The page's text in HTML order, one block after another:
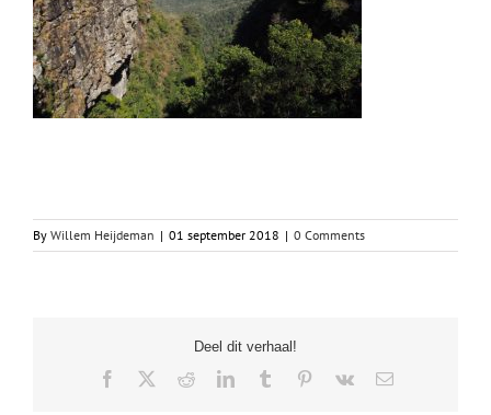
By Willem Heijdeman | 01 september 2018 | 0 Comments
Deel dit verhaal!
Facebook RedditLinkedInTumblr Pinterest
Vk Email